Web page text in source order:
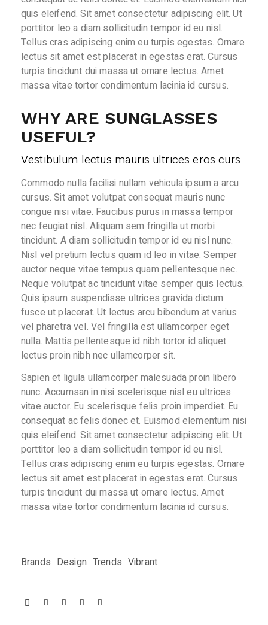
quis eleifend. Sit amet consectetur adipiscing elit. Ut
porttitor leo a diam sollicitudin tempor id eu nisl.
Tellus cras adipiscing enim eu turpis egestas. Ornare
lectus sit amet est placerat in egestas erat. Cursus
turpis tincidunt dui massa ut ornare lectus. Amet
massa vitae tortor condimentum lacinia id cursus.
WHY ARE SUNGLASSES
USEFUL?
Vestibulum lectus mauris ultrices eros curs
Commodo nulla facilisi nullam vehicula ipsum a arcu
cursus. Sit amet volutpat consequat mauris nunc
congue nisi vitae. Faucibus purus in massa tempor
nec feugiat nisl. Aliquam sem fringilla ut morbi
tincidunt. A diam sollicitudin tempor id eu nisl nunc.
Nisl vel pretium lectus quam id leo in vitae. Semper
auctor neque vitae tempus quam pellentesque nec.
Neque volutpat ac tincidunt vitae semper quis lectus.
Quis ipsum suspendisse ultrices gravida dictum
fusce ut placerat. Ut lectus arcu bibendum at varius
vel pharetra vel. Vel fringilla est ullamcorper eget
nulla. Mattis pellentesque id nibh tortor id aliquet
lectus proin nibh nec ullamcorper sit.
Sapien et ligula ullamcorper malesuada proin libero
nunc. Accumsan in nisi scelerisque nisl eu ultrices
vitae auctor. Eu scelerisque felis proin imperdiet. Eu
consequat ac felis donec et. Euismod elementum nisi
quis eleifend. Sit amet consectetur adipiscing elit. Ut
porttitor leo a diam sollicitudin tempor id eu nisl.
Tellus cras adipiscing enim eu turpis egestas. Ornare
lectus sit amet est placerat in egestas erat. Cursus
turpis tincidunt dui massa ut ornare lectus. Amet
massa vitae tortor condimentum lacinia id cursus.
Brands Design Trends Vibrant